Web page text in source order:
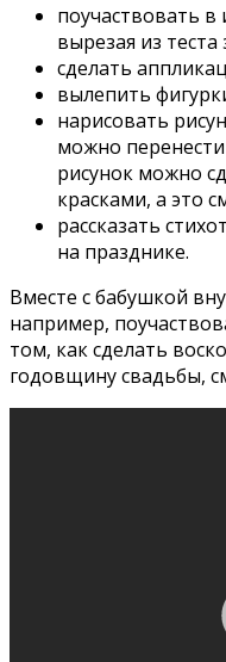
поучаствовать в
вырезая из
сделать
вылепить
нарисовать
можно
рисунок можно
красками, а это
рассказать
на празднике.
Вместе с бабушкой
например,
том, как сделать
годовщину свадьбы,